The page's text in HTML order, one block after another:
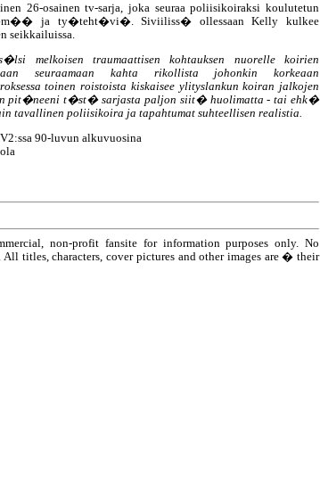
26-osainen tv-sarja, joka seuraa poliisikoiraksi koulutetun
ja ty�teht�vi�. Siviiliss� ollessaan Kelly kulkee
seikkailuissa.
melkoisen traumaattisen kohtauksen nuorelle koirien
seuraamaan kahta rikollista johonkin korkeaan
toinen roistoista kiskaisee ylityslankun koiran jalkojen
pit�neeni t�st� sarjasta paljon siit� huolimatta - tai ehk�
tavallinen poliisikoira ja tapahtumat suhteellisen realistia.
90-luvun alkuvuosina
non-profit fansite for information purposes only. No
titles, characters, cover pictures and other images are � their